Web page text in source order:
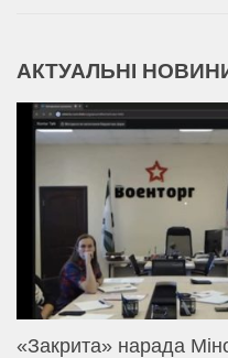
АКТУАЛЬНІ
«Закрита» нарада